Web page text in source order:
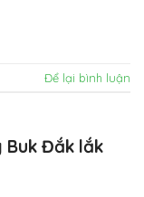
Để lại bình luận
Đắk lắk